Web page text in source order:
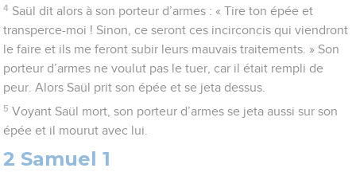
4 Saül dit alors à son porteur d’armes : « Tire ton épée et
transperce-moi ! Sinon, ce seront ces incirconcis qui viendront
le faire et ils me feront subir leurs mauvais traitements. » Son
porteur d’armes ne voulut pas le tuer, car il était rempli de
peur. Alors Saül prit son épée et se jeta dessus.
5 Voyant Saül mort, son porteur d’armes se jeta aussi sur son
épée et il mourut avec lui.
2 Samuel 1